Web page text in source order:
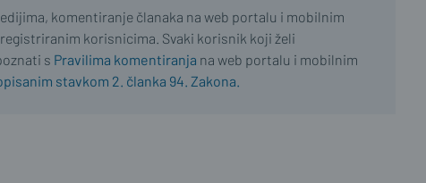
komentiranje članaka na web portalu i mobilnim
korisnicima. Svaki korisnik koji želi
s Pravilima komentiranja na web portalu i mobilnim
stavkom 2. članka 94. Zakona.